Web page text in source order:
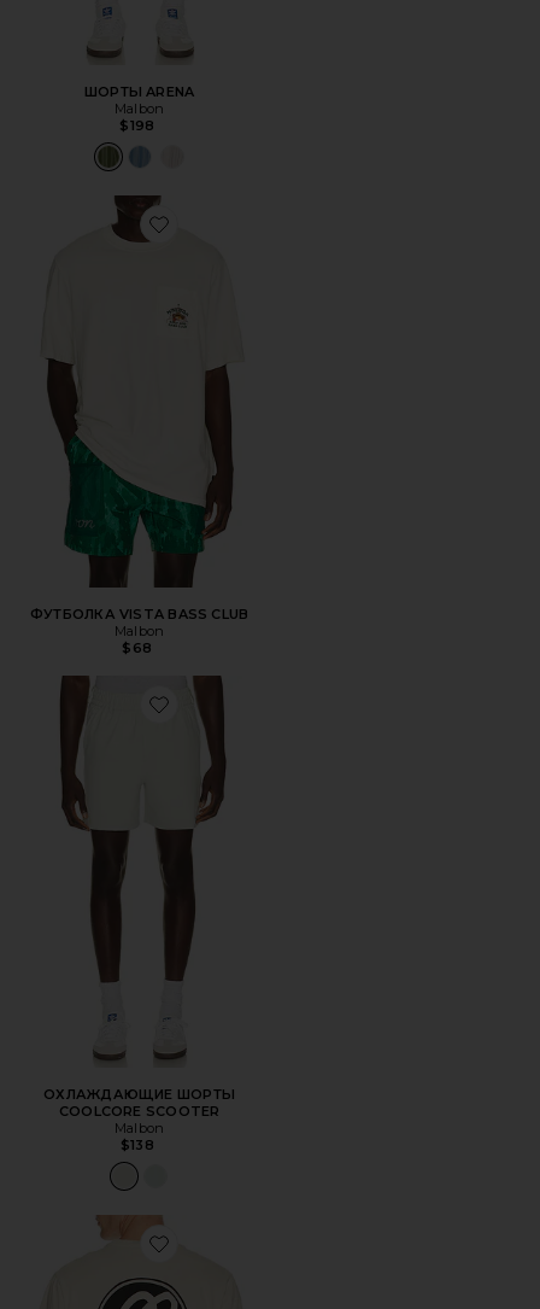
ШОРТЫ ARENA
Malbon
$198
Favorite ФУТБОЛКА VISTA BASS CLUB
ФУТБОЛКА VISTA BASS CLUB
Malbon
$68
Favorite ОХЛАЖДАЮЩИЕ ШОРТЫ COOLCORE SCOOTER
ОХЛАЖДАЮЩИЕ ШОРТЫ
COOLCORE SCOOTER
Malbon
$138
Favorite ФУТБОЛКА